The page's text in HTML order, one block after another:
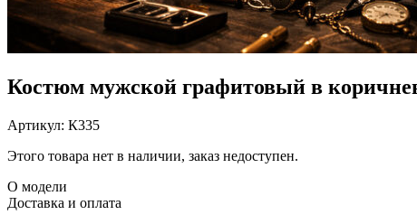
Костюм мужской графитовый в
Артикул: К335
Этого товара нет в наличии, заказ недоступен.
О модели
Доставка и оплата